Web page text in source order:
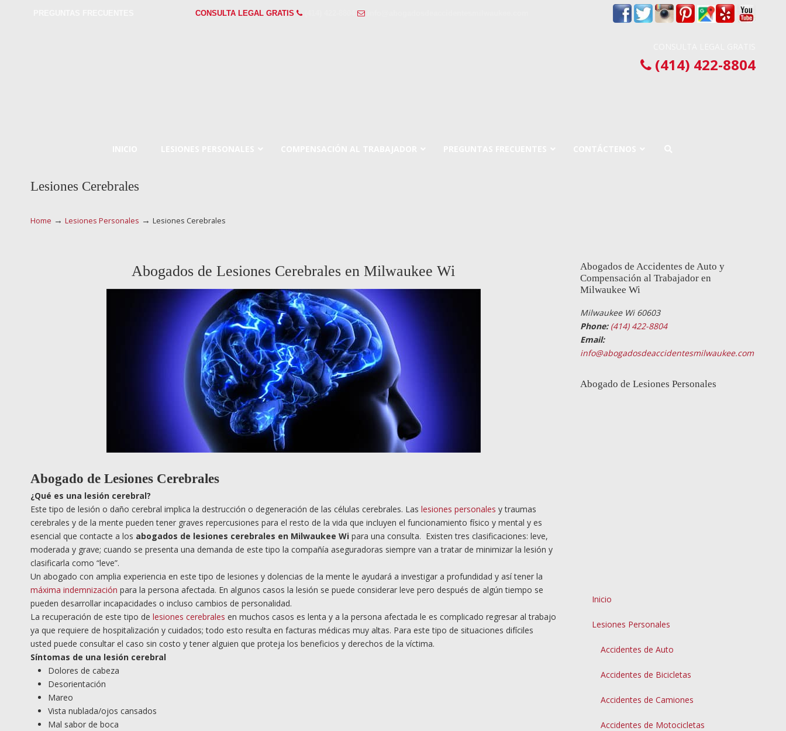
CONSULTA LEGAL GRATIS
(414) 422-8804
Lesiones Cerebrales
Home → Lesiones Personales → Lesiones Cerebrales
Abogados de Lesiones Cerebrales en Milwaukee Wi
Abogado de Lesiones Cerebrales
¿Qué es una lesión cerebral?
Este tipo de lesión o daño cerebral implica la destrucción o degeneración de las células cerebrales. Las lesiones personales y traumas
cerebrales y de la mente pueden tener graves repercusiones para el resto de la vida que incluyen el funcionamiento físico y mental y es
esencial que contacte a los abogados de lesiones cerebrales en Milwaukee Wi para una consulta. Existen tres clasificaciones: leve,
moderada y grave; cuando se presenta una demanda de este tipo la compañía aseguradoras siempre van a tratar de minimizar la lesión y
clasificarla como “leve”.
Un abogado con amplia experiencia en este tipo de lesiones y dolencias de la mente le ayudará a investigar a profundidad y así tener la
máxima indemnización para la persona afectada. En algunos casos la lesión se puede considerar leve pero después de algún tiempo se
pueden desarrollar incapacidades o incluso cambios de personalidad.
La recuperación de este tipo de lesiones cerebrales en muchos casos es lenta y a la persona afectada le es complicado regresar al trabajo
ya que requiere de hospitalización y cuidados; todo esto resulta en facturas médicas muy altas. Para este tipo de situaciones difíciles
usted puede consultar el caso sin costo y tener alguien que proteja los beneficios y derechos de la víctima.
Síntomas de una lesión cerebral
Dolores de cabeza
Desorientación
Mareo
Vista nublada/ojos cansados
Mal sabor de boca
Abogados de Accidentes de Auto y
Compensación al Trabajador en
Milwaukee Wi
Milwaukee Wi 60603
Phone: (414) 422-8804
Email:
info@abogadosdeaccidentesmilwaukee.com
Abogado de Lesiones Personales
Inicio
Lesiones Personales
Accidentes de Auto
Accidentes de Bicicletas
Accidentes de Camiones
Accidentes de Motocicletas